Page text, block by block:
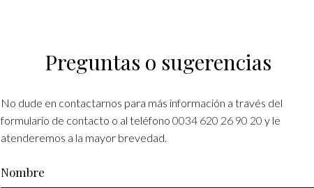
Preguntas o sugerencias
No dude en contactarnos para más información a través del
formulario de contacto o al teléfono 0034 620 26 90 20 y le
atenderemos a la mayor brevedad.